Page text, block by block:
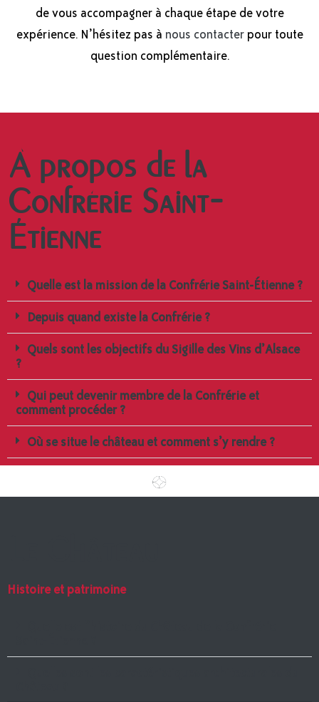
de vous accompagner à chaque étape de votre
expérience. N’hésitez pas à nous contacterpour toute
question complémentaire.
À propos de la
Confrérie Saint-
Étienne
Quelle est la mission de la Confrérie Saint-Étienne ?
Depuis quand existe la Confrérie ?
Quels sont les objectifs du Sigille des Vins d’Alsace
?
Qui peut devenir membre de la Confrérie et
comment procéder ?
Où se situe le château et comment s’y rendre ?
Histoire et patrimoine